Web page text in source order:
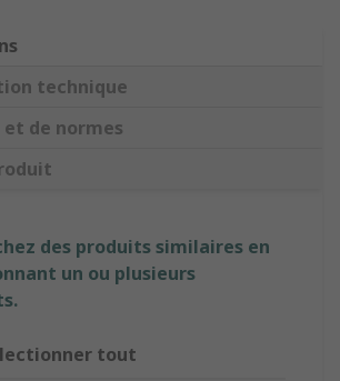
technique
de normes
des produits similaires en
un ou plusieurs
tout